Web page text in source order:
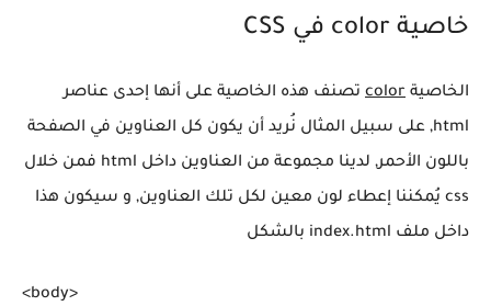
خاصية color في CSS
الخاصية color تصنف هذه الخاصية على أنها إحدى عناصر
html, على سبيل المثال نُريد أن يكون كل العناوين في الصفحة
باللون الأحمر, لدينا مجموعة من العناوين داخل html فمن خلال
css يُمكننا إعطاء لون معين لكل تلك العناوين, و سيكون هذا
داخل ملف index.html بالشكل
<body>